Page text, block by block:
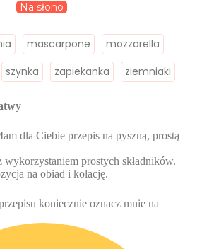
Na słono
mascarpone
mozzarella
szynka zapiekanka ziemniaki
dla Ciebie przepis na pyszną, prostą
prostych składników.
na obiad i kolację.
koniecznie oznacz mnie na